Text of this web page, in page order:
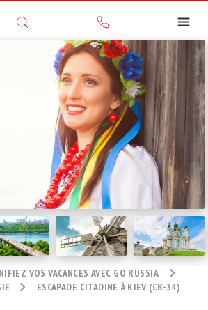
VOS VACANCES AVEC GO RUSSIA
ESCAPADE CITADINE À KIEV (CB-34)